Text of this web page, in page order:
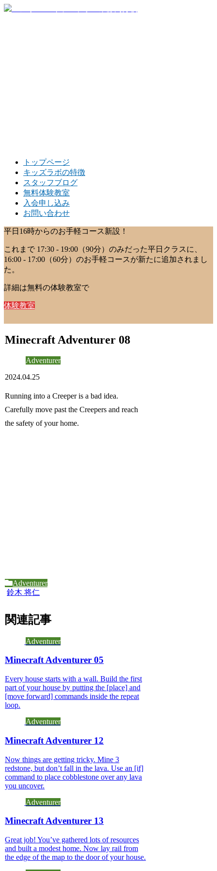
トップページ
キッズラボの特徴
スタッフブログ
無料体験教室
入会申し込み
お問い合わせ
平日16時からのお手軽コース新設！
これまで 17:30 - 19:00（90分）のみだった平日クラスに、
16:00 - 17:00（60分）のお手軽コースが新たに追加されまし
た。
詳細は無料の体験教室で
体験教室
Minecraft Adventurer 08
Adventurer
2024.04.25
Running into a Creeper is a bad idea.
Carefully move past the Creepers and reach
the safety of your home.
Adventurer
鈴木 将仁
関連記事
Adventurer
Minecraft Adventurer 05
Every house starts with a wall. Build the first
part of your house by putting the [place] and
[move forward] commands inside the repeat
loop.
Adventurer
Minecraft Adventurer 12
Now things are getting tricky. Mine 3
redstone, but don’t fall in the lava. Use an [if]
command to place cobblestone over any lava
you uncover.
Adventurer
Minecraft Adventurer 13
Great job! You’ve gathered lots of resources
and built a modest home. Now lay rail from
the edge of the map to the door of your house.